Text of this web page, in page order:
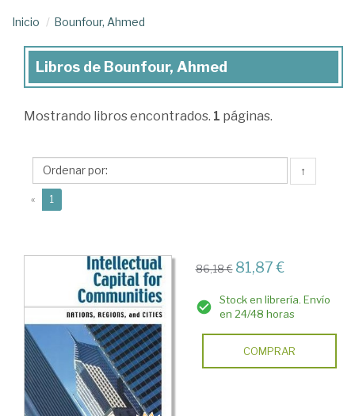
Inicio Bounfour, Ahmed
Libros
Bounfour,
Libros de Bounfour, Ahmed
Mostrando libros encontrados. 1 páginas.
↑
« 1
86,18 € 81,87 €
Stock en librería. Envío
en 24/48 horas
COMPRAR